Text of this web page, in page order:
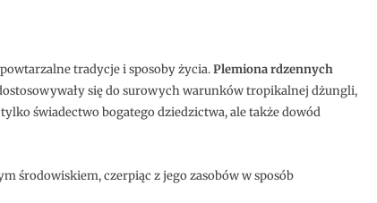
tradycje i sposoby życia.Plemiona rdzennych
się do surowych warunków tropikalnej dżungli,
świadectwo bogatego dziedzictwa, ale także dowód
środowiskiem, czerpiąc z jego zasobów w sposób